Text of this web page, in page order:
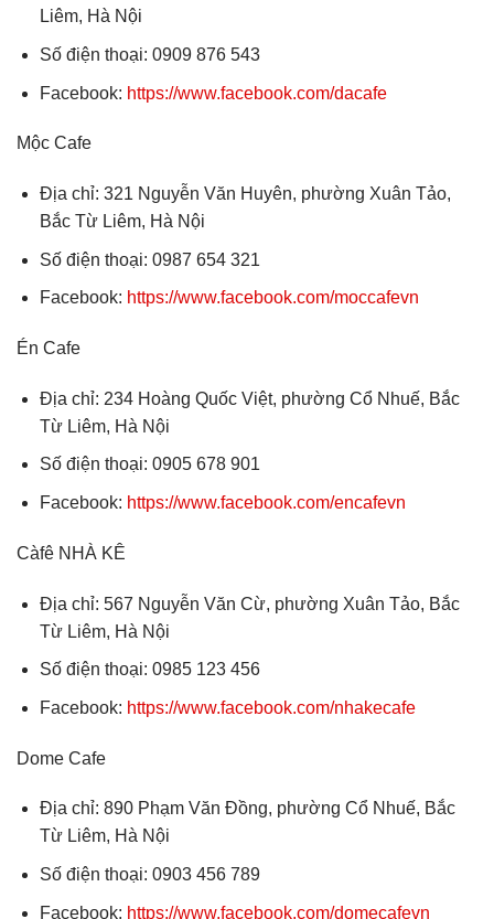
Liêm, Hà Nội
Số điện thoại: 0909 876 543
Facebook: https://www.facebook.com/dacafe
Mộc Cafe
Địa chỉ: 321 Nguyễn Văn Huyên, phường Xuân Tảo,
Bắc Từ Liêm, Hà Nội
Số điện thoại: 0987 654 321
Facebook: https://www.facebook.com/moccafevn
Én Cafe
Địa chỉ: 234 Hoàng Quốc Việt, phường Cổ Nhuế, Bắc
Từ Liêm, Hà Nội
Số điện thoại: 0905 678 901
Facebook: https://www.facebook.com/encafevn
Càfê NHÀ KÊ
Địa chỉ: 567 Nguyễn Văn Cừ, phường Xuân Tảo, Bắc
Từ Liêm, Hà Nội
Số điện thoại: 0985 123 456
Facebook: https://www.facebook.com/nhakecafe
Dome Cafe
Địa chỉ: 890 Phạm Văn Đồng, phường Cổ Nhuế, Bắc
Từ Liêm, Hà Nội
Số điện thoại: 0903 456 789
Facebook: https://www.facebook.com/domecafevn